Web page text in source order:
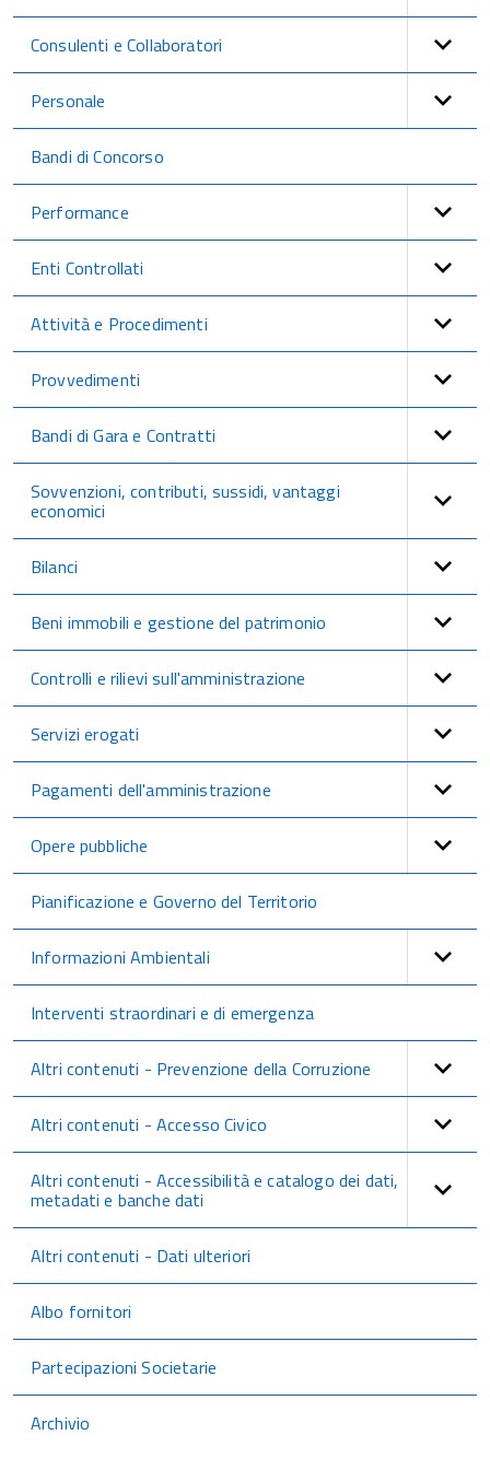
Consulenti e Collaboratori
Personale
Bandi di Concorso
Performance
Enti Controllati
Attività e Procedimenti
Provvedimenti
Bandi di Gara e Contratti
Sovvenzioni, contributi, sussidi, vantaggi
economici
Bilanci
Beni immobili e gestione del patrimonio
Controlli e rilievi sull'amministrazione
Servizi erogati
Pagamenti dell'amministrazione
Opere pubbliche
Pianificazione e Governo del Territorio
Informazioni Ambientali
Interventi straordinari e di emergenza
Altri contenuti - Prevenzione della Corruzione
Altri contenuti - Accesso Civico
Altri contenuti - Accessibilità e catalogo dei dati,
metadati e banche dati
Altri contenuti - Dati ulteriori
Albo fornitori
Partecipazioni Societarie
Archivio